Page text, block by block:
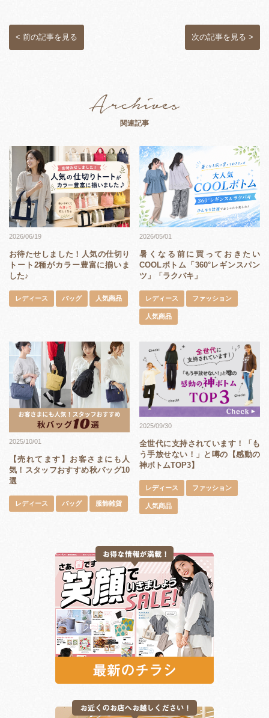
< 前の記事を見る 次の記事を見る >
関連記事
お待たせしました！人気の仕切り
トート2種がカラー豊富に揃いま
した♪
2026/06/19
レディース バッグ 人気商品
暑くなる前に買っておきたい
COOLボトム「360°レギンスパン
ツ」「ラクバキ」
2026/05/01
レディース ファッション
人気商品
【売れてます】お客さまにも人
気！スタッフおすすめ秋バッグ10
選
2025/10/01
レディース バッグ 服飾雑貨
全世代に支持されています！「も
う手放せない！」と噂の【感動の
神ボトムTOP3】
2025/09/30
レディース ファッション
人気商品